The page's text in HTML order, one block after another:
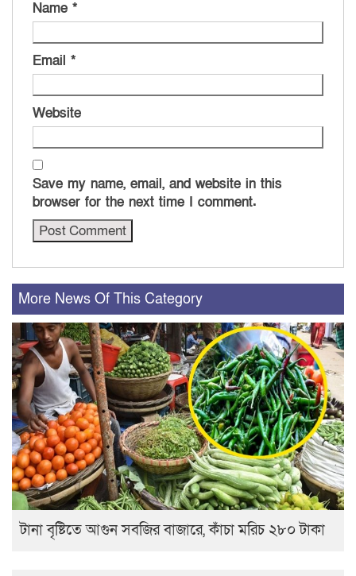
Name *
Email *
Website
Save my name, email, and website in this
browser for the next time I comment.
More News Of This Category
টানা বৃষ্টিতে আগুন সবজির বাজারে, কাঁচা মরিচ ২৮০ টাকা